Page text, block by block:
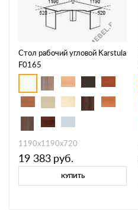
Стол рабочий угловой Karstula
F0165
1190х1190х720
19 383 руб.
КУПИТЬ